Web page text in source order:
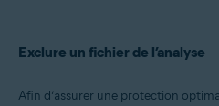
Exclure un fichier de l’analyse
Afin d’assurer une protection